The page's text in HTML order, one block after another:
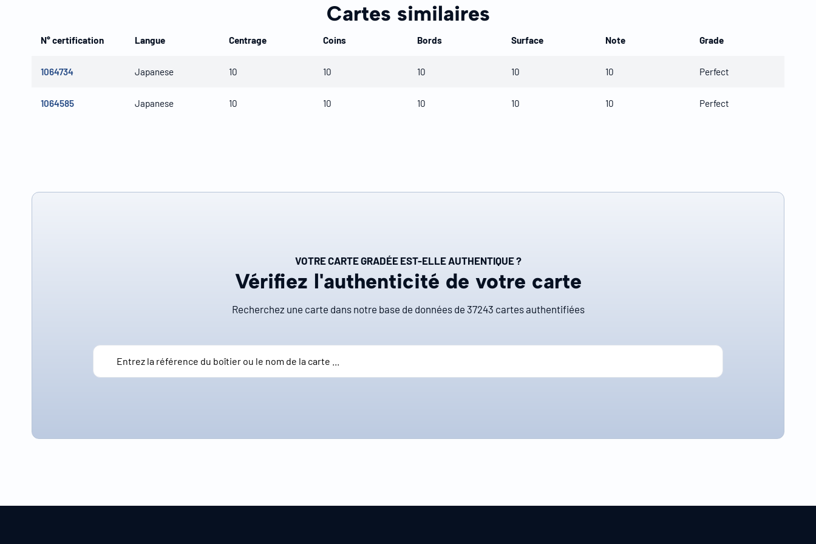
Cartes similaires
N° certification Langue Centrage Coins Bords Surface Note Grade
1064734 Japanese 10 10 10 10 10 Perfect
1064585 Japanese 10 10 10 10 10 Perfect
VOTRE CARTE GRADÉE EST-ELLE AUTHENTIQUE ?
Vérifiez l'authenticité de votre carte
Recherchez une carte dans notre base de données de 37243 cartes authentifiées